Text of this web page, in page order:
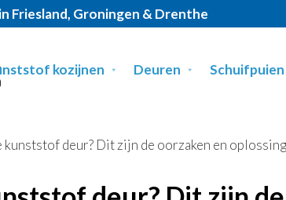
Friesland, Groningen & Drenthe
Header
kozijnen Deuren Schuifpuien
kunststof deur? Dit zijn de oorzaken en